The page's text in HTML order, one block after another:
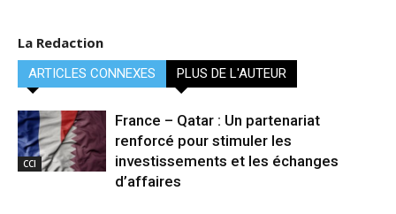
La Redaction
ARTICLES CONNEXES PLUS DE L'AUTEUR
CCI
France – Qatar : Un partenariat
renforcé pour stimuler les
investissements et les échanges
d’affaires